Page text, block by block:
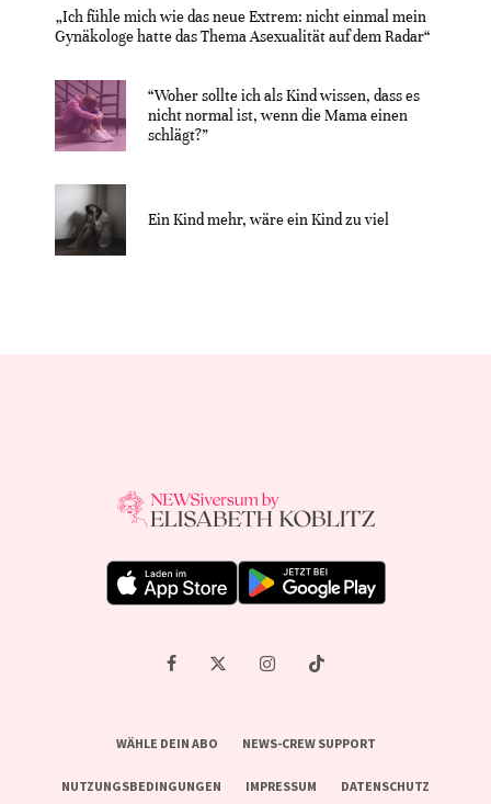
„Ich fühle mich wie das neue Extrem: nicht einmal mein
Gynäkologe hatte das Thema Asexualität auf dem Radar“
“Woher sollte ich als Kind wissen, dass es
nicht normal ist, wenn die Mama einen
schlägt?”
Ein Kind mehr, wäre ein Kind zu viel
WÄHLE DEIN ABO NEWS-CREW SUPPORT
NUTZUNGSBEDINGUNGEN IMPRESSUM DATENSCHUTZ